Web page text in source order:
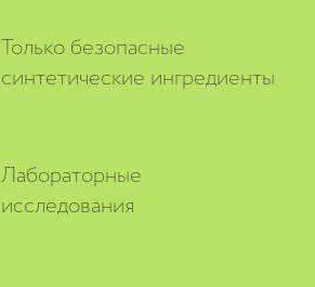
Только безопасные
синтетические ингредиенты
Лабораторные
исследования